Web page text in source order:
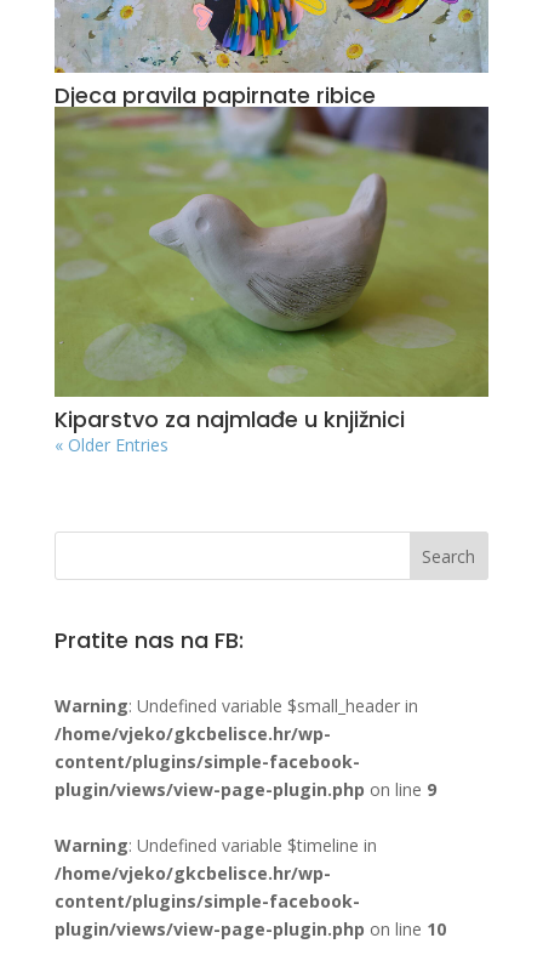
Djeca pravila papirnate ribice
Kiparstvo za najmlađe u knjižnici
« Older Entries
Pratite nas na FB:
Warning: Undefined variable $small_header in
/home/vjeko/gkcbelisce.hr/wp-
content/plugins/simple-facebook-
plugin/views/view-page-plugin.php on line 9
Warning: Undefined variable $timeline in
/home/vjeko/gkcbelisce.hr/wp-
content/plugins/simple-facebook-
plugin/views/view-page-plugin.php on line 10